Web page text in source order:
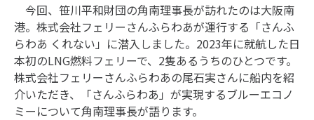
今回、笹川平和財団の角南理事長が訪れたのは大阪南
港。株式会社フェリーさんふらわあが運行する「さんふ
らわあ くれない」に潜入しました。2023年に就航した日
本初のLNG燃料フェリーで、2隻あるうちのひとつです。
株式会社フェリーさんふらわあの尾石実さんに船内を紹
介いただき、「さんふらわあ」が実現するブルーエコノ
ミーについて角南理事長が語ります。